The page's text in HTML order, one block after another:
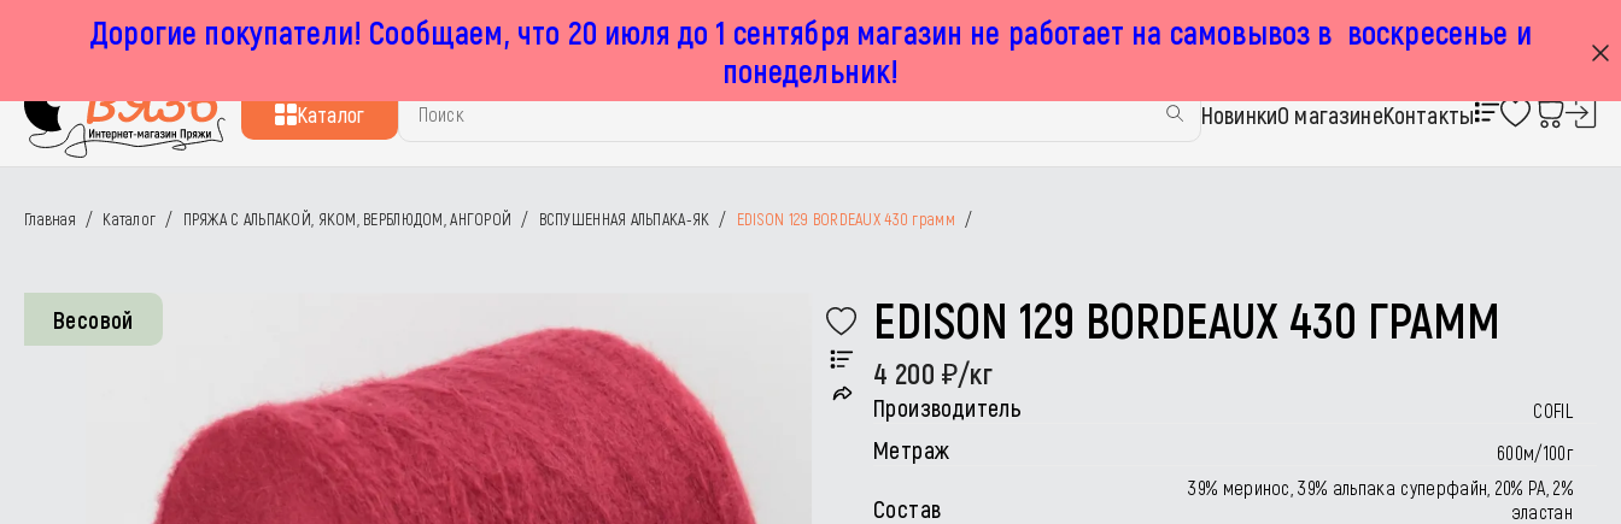
Дорогие покупатели! Сообщаем, что 20 июля до 1 сентября магазин не работает на самовывоз в воскресенье и
понедельник!
г. Москва, Маленковская 32 стр 2Апн-пт с 11:00 до 19:00, сб с 11:00 до 17:00 +7 925 449 67 92
Каталог НовинкиО магазинеКонтакты
Главная / Каталог / ПРЯЖА С АЛЬПАКОЙ, ЯКОМ, ВЕРБЛЮДОМ, АНГОРОЙ / ВСПУШЕННАЯ АЛЬПАКА-ЯК / EDISON 129 BORDEAUX 430 грамм /
Весовой EDISON 129 BORDEAUX 430 ГРАММ
4 200 /кг
Производитель COFIL
Метраж 600м/100г
Состав
39% меринос, 39% альпака суперфайн, 20% РА, 2%
эластан